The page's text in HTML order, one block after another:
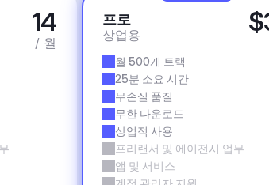
14
/ 월
프로
상업용
월 500개 트랙
25분 소요 시간
무손실 품질
무한 다운로드
상업적 사용
프리랜서 및 에이전시 업무
앱 및 서비스